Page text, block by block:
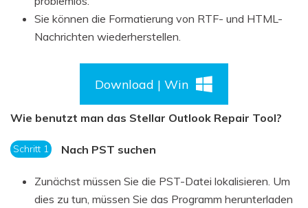
Sie können die Formatierung von RTF- und HTML-
Nachrichten wiederherstellen.
Download | Win
Wie benutzt man das Stellar Outlook Repair Tool?
Schritt 1 Nach PST suchen
Zunächst müssen Sie die PST-Datei lokalisieren. Um
dies zu tun, müssen Sie das Programm herunterladen